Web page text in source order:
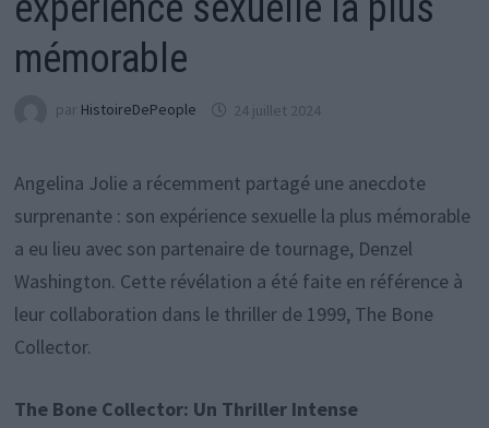
mémorable
par HistoireDePeople 24 juillet 2024
Angelina Jolie a récemment partagé une anecdote
surprenante : son expérience sexuelle la plus mémorable
a eu lieu avec son partenaire de tournage, Denzel
Washington. Cette révélation a été faite en référence à
leur collaboration dans le thriller de 1999, The Bone
Collector.
The Bone Collector: Un Thriller Intense